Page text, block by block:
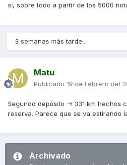
si, sobre todo a partir de los 5000
3 semanas más tarde...
Matu
Publicado 19 de Febrero del
Segundo depósito -> 331 km hechos
reserva. Parece que se va estirando
Archivado